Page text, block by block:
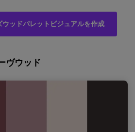
ッドパレットビジュアルを作成
ヴウッド